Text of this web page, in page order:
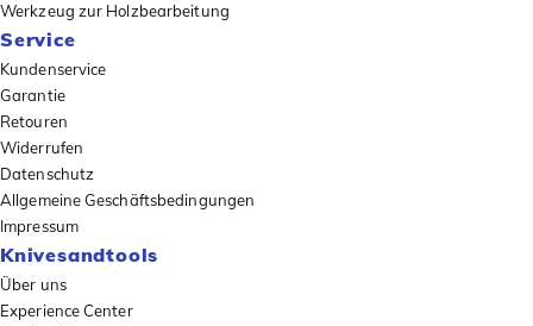
Werkzeug zur Holzbearbeitung
Service
Kundenservice
Garantie
Retouren
Widerrufen
Datenschutz
Allgemeine Geschäftsbedingungen
Impressum
Knivesandtools
Über uns
Experience Center